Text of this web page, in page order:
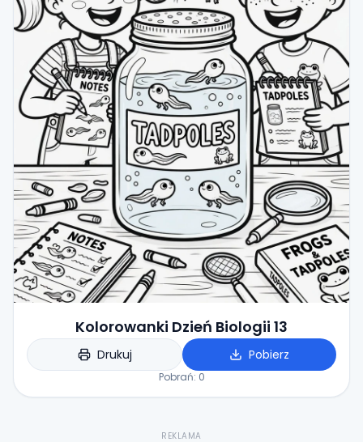
Kolorowanki Dzień Biologii 13
Drukuj Pobierz
Pobrań: 0
REKLAMA